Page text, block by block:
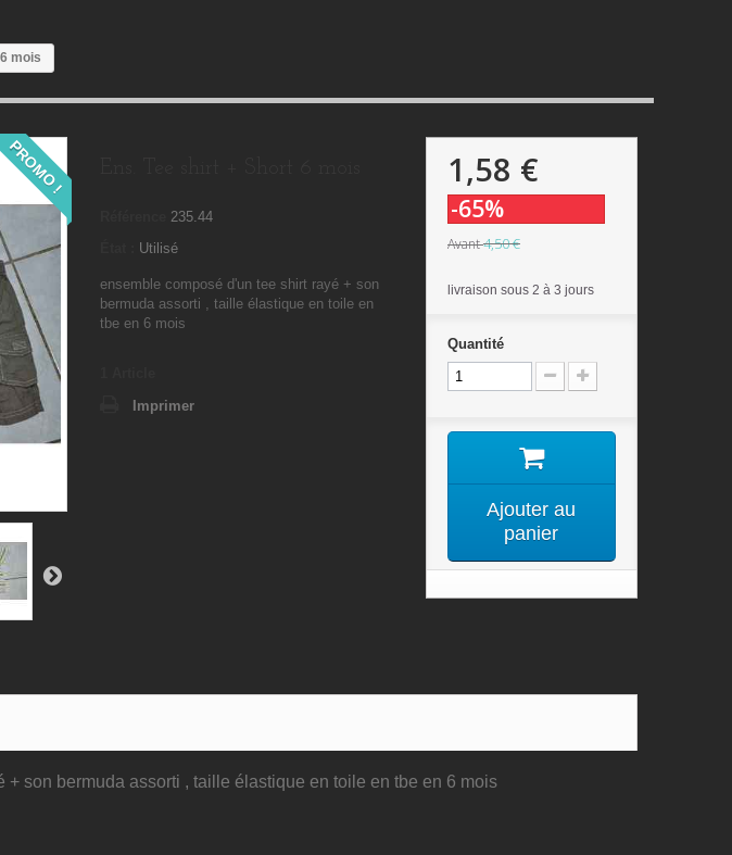
mois
PROMO !
235.44
Utilisé
ensemble composé d'un tee shirt rayé + son
bermuda assorti , taille élastique en toile en
tbe en 6 mois
Imprimer
1,58 €
-65%
Avant4,50 €
livraison sous 2 à 3 jours
Quantité
Ajouter au
panier
+ son bermuda assorti , taille élastique en toile en tbe en 6 mois